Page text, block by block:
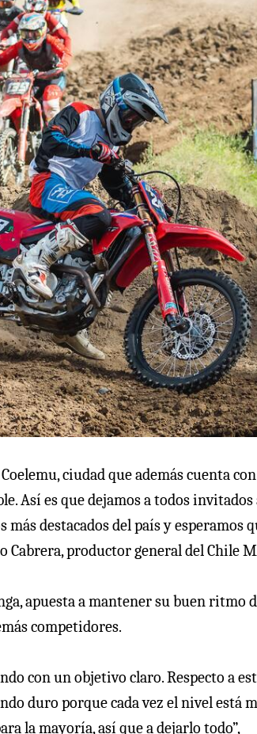
ciudad que además cuenta
Así es que dejamos a todos invitados
destacados del país y esperamos
Cabrera, productor general del Chile
apuesta a mantener su buen ritmo
competidores.
con un objetivo claro. Respecto a
duro porque cada vez el nivel está
la mayoría, así que a dejarlo todo”,